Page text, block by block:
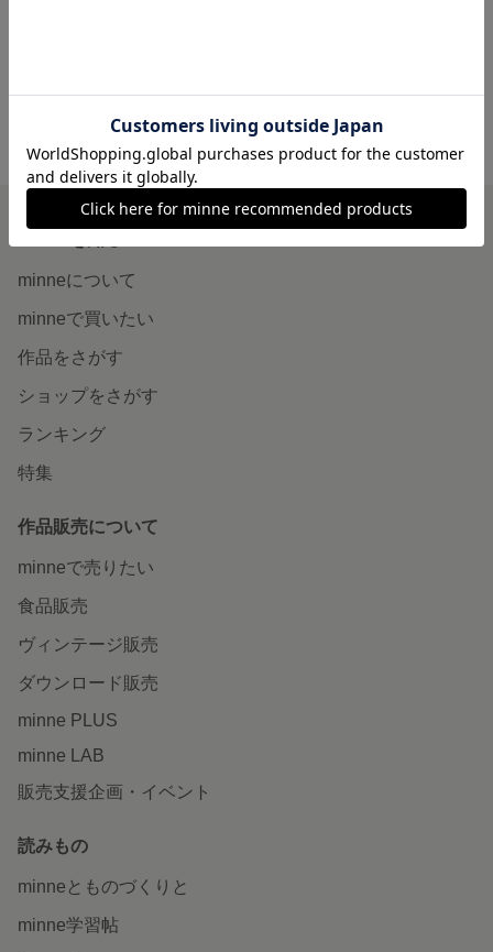
minne ホーム N-ATELIER-N'S GALLERY の作品一覧
minneについて
minneで買いたい
作品をさがす
ショップをさがす
ランキング
特集
作品販売について
minneで売りたい
食品販売
ヴィンテージ販売
ダウンロード販売
minne PLUS
minne LAB
販売支援企画・イベント
読みもの
minneとものづくりと
minne学習帖